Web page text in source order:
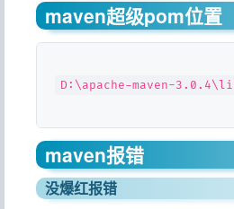
maven超级pom位置
maven报错
没爆红报错